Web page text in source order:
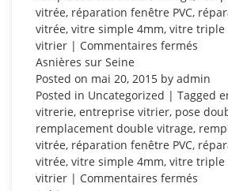
vitrée, réparation fenêtre PVC,
vitrée, vitre simple 4mm, vitre triple
vitrier | Commentaires fermés
Asnières sur Seine
Posted on mai 20, 2015 by admin
Posted in Uncategorized | Tagged
vitrerie, entreprise vitrier, pose
remplacement double vitrage,
vitrée, réparation fenêtre PVC,
vitrée, vitre simple 4mm, vitre triple
vitrier | Commentaires fermés